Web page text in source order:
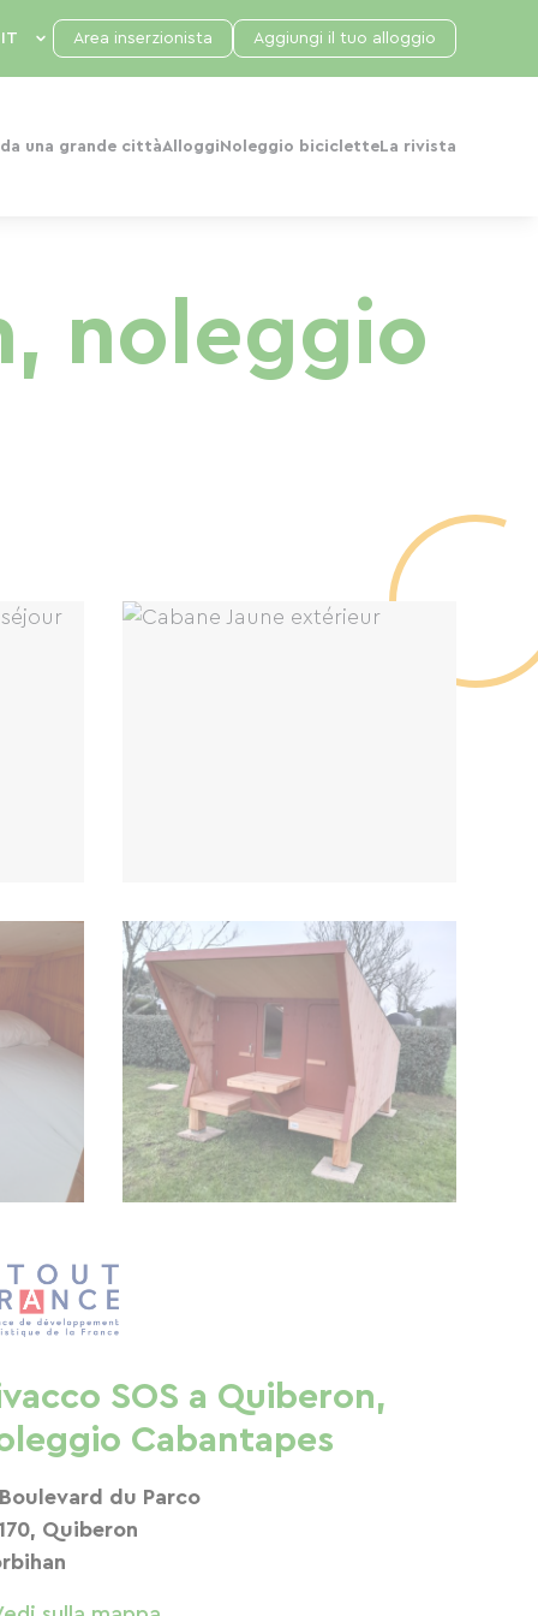
una grande cittàAlloggi Noleggio biciclette La rivista
Area inserzionista Aggiungi il tuo alloggio
noleggio
SOS a Quiberon,
Cabantapes
du Parco
Quiberon